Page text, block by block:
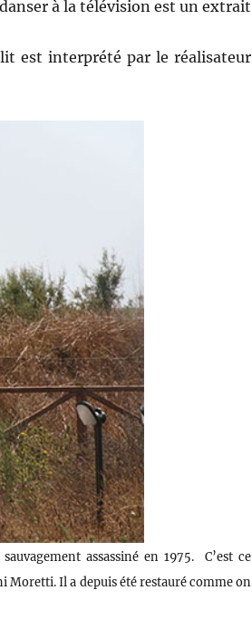
à la télévision est un extrait
est interprété par le réalisateur
assassiné en 1975. C’est ce
Moretti. Il a depuis été restauré comme on